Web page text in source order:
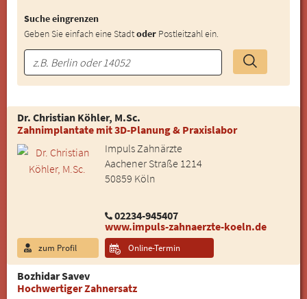
Suche eingrenzen
Geben Sie einfach eine Stadtoder Postleitzahl ein.
Dr. Christian Köhler, M.Sc.
Zahnimplantate mit 3D-Planung & Praxislabor
Impuls Zahnärzte
Aachener Straße 1214
50859 Köln
02234-945407
www.impuls-zahnaerzte-koeln.de
zum Profil Online-Termin
Bozhidar Savev
Hochwertiger Zahnersatz